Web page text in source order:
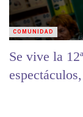
Se vive la 12ª Fiesta del Alfajor Costero con
COMUNIDAD